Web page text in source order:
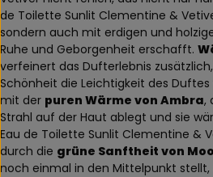
de Toilette Sunlit Clementine &
sondern auch mit erdigen und
Ruhe und Geborgenheit erschafft.
verfeinert das Dufterlebnis
Schönheit die Leichtigkeit des
mit der puren Wärme von Ambra,
Strahl auf der Haut ablegt und sie
Eau de Toilette Sunlit Clementine &
durch die grüne Sanftheit von
noch einmal in den Mittelpunkt